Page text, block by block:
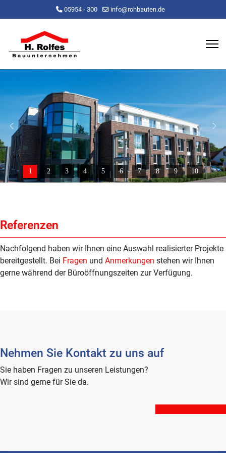
05954 - 300 info@rohbauten.de
1 2 3 4 5 6 7 8 9 10
Referenzen
Nachfolgend haben wir Ihnen eine Auswahl realisierter Projekte
bereitgestellt. Bei Fragen und Anmerkungen stehen wir Ihnen
gerne während der Büroöffnungszeiten zur Verfügung.
Nehmen Sie Kontakt zu uns auf
Sie haben Fragen zu unseren Leistungen?
Wir sind gerne für Sie da.